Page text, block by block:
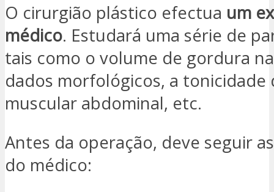
O cirurgião plástico efectua um
médico. Estudará uma série de
tais como o volume de gordura
dados morfológicos, a tonicidade
muscular abdominal, etc.
Antes da operação, deve seguir
do médico: